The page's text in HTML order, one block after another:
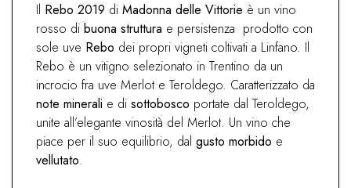
Il Rebo 2019 di Madonna delle Vittorie è un vino
rosso di buona struttura e persistenza prodotto con
sole uve Rebo dei propri vigneti coltivati a Linfano. Il
Rebo è un vitigno selezionato in Trentino da un
incrocio fra uve Merlot e Teroldego. Caratterizzato da
note minerali e di sottobosco portate dal Teroldego,
unite all’elegante vinosità del Merlot. Un vino che
piace per il suo equilibrio, dal gusto morbido e
vellutato.